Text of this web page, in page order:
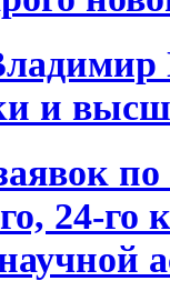
и
24-го